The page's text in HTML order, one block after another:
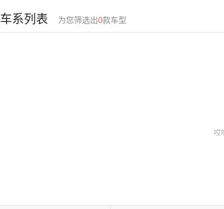
车系列表 为您筛选出0款车型
哎